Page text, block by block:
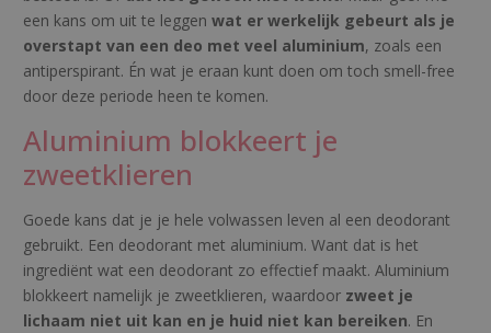
een kans om uit te leggen wat er werkelijk gebeurt als je
overstapt van een deo met veel aluminium, zoals een
antiperspirant. Én wat je eraan kunt doen om toch smell-free
door deze periode heen te komen.
Aluminium blokkeert je
zweetklieren
Goede kans dat je je hele volwassen leven al een deodorant
gebruikt. Een deodorant met aluminium. Want dat is het
ingrediënt wat een deodorant zo effectief maakt. Aluminium
blokkeert namelijk je zweetklieren, waardoor zweet je
lichaam niet uit kan en je huid niet kan bereiken. En